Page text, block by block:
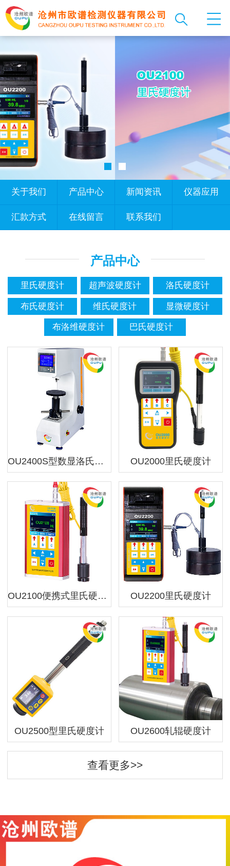
关于我们 产品中心 新闻资讯 仪器应用
汇款方式 在线留言 联系我们
产品中心
里氏硬度计 超声波硬度计 洛氏硬度计
布氏硬度计 维氏硬度计 显微硬度计
布洛维硬度计 巴氏硬度计
OU2400S型数显洛氏硬度计 OU2000里氏硬度计
OU2100便携式里氏硬度计 OU2200里氏硬度计
OU2500型里氏硬度计 OU2600轧辊硬度计
查看更多>>